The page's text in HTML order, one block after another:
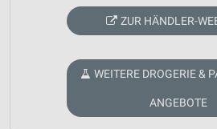
ZUR HÄNDLER-
WEITERE DROGERIE &
ANGEBOTE